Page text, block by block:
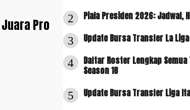
Pro
2 Piala Presiden 2026: Jadwal,
3 Update Bursa Transfer La
4
Daftar Roster Lengkap
Season 18
5 Update Bursa Transfer Liga